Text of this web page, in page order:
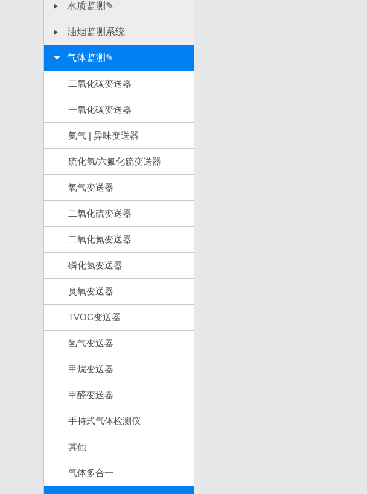
水质监测✎
油烟监测系统
气体监测✎
二氧化碳变送器
一氧化碳变送器
氨气 | 异味变送器
硫化氢/六氟化硫变送器
氧气变送器
二氧化硫变送器
二氧化氮变送器
磷化氢变送器
臭氧变送器
TVOC变送器
氢气变送器
甲烷变送器
甲醛变送器
手持式气体检测仪
其他
气体多合一